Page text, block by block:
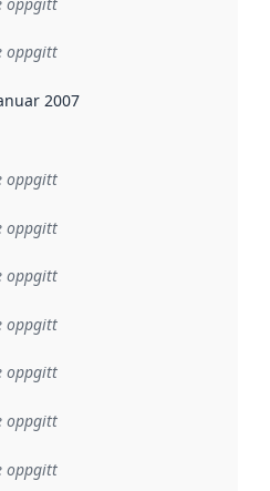
oppgitt
sier når dataene i dette
2007
oppgitt
oppgitt
oppgitt
oppgitt
oppgitt
oppgitt
oppgitt